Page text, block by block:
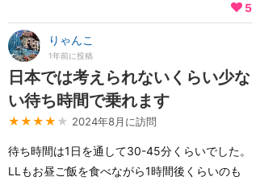
5
りゃんこ
1年前に投稿
日本では考えられないくらい少な
い待ち時間で乗れます
★★★★ ★ 2024年8月に訪問
待ち時間は1日を通して30-45分くらいでした。
LLもお昼ご飯を食べながら1時間後くらいのも